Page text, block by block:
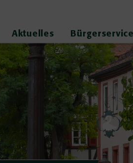
Aktuelles Bürgerservice